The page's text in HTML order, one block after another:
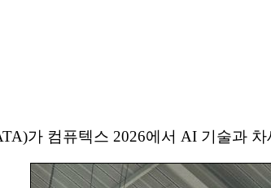
가 컴퓨텍스 2026에서 AI 기술과